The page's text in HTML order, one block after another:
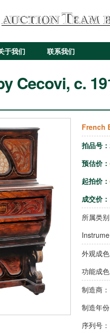
于我们 联系我们
Cecovi, c.
French
拍品号：
预估价：
起拍价：
成交价：
所属类别
外观成色
功能成色
制造商：
制造年份
序列号：